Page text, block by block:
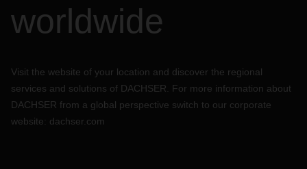
worldwide
Visit the website of your location and discover the regional
services and solutions of DACHSER. For more information about
DACHSER from a global perspective switch to our corporate
website: dachser.com